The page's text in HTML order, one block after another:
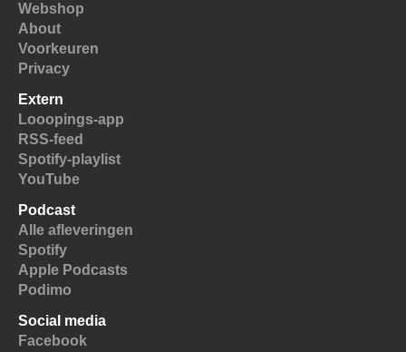
Webshop
About
Voorkeuren
Privacy
Extern
Looopings-app
RSS-feed
Spotify-playlist
YouTube
Podcast
Alle afleveringen
Spotify
Apple Podcasts
Podimo
Social media
Facebook